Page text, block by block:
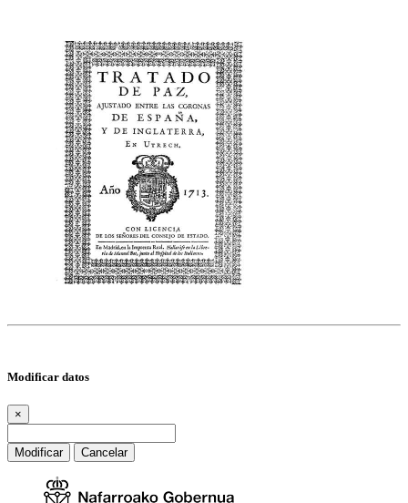
Modificar datos
×
Modificar Cancelar